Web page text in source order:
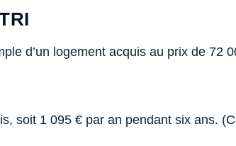
d’un logement acquis au prix de 72
soit 1 095 € par an pendant six ans.